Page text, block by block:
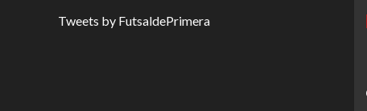
Tweets by FutsaldePrimera